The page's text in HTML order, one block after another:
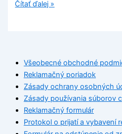
Čítať ďalej »
Všeobecné obchodné
Reklamačný poriadok
Zásady ochrany osobných
Zásady používania súborov
Reklamačný formulár
Protokol o prijatí a vybavení